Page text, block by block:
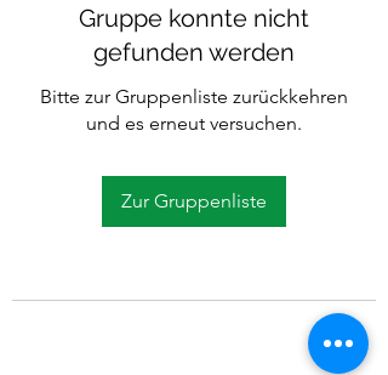
Gruppe konnte nicht
gefunden werden
Bitte zur Gruppenliste zurückkehren
und es erneut versuchen.
Zur Gruppenliste